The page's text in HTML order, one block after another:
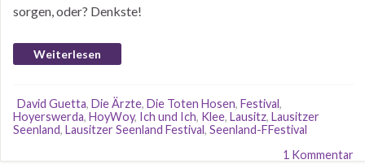
sorgen, oder? Denkste!
Weiterlesen
David Guetta, Die Ärzte, Die Toten Hosen, Festival,
Hoyerswerda, HoyWoy, Ich und Ich, Klee, Lausitz, Lausitzer
Seenland, Lausitzer Seenland Festival, Seenland-FFestival
1 Kommentar